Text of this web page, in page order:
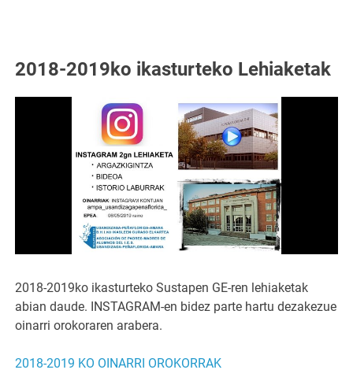
2018-2019ko ikasturteko Lehiaketak
2018-2019ko ikasturteko Sustapen GE-ren lehiaketak
abian daude. INSTAGRAM-en bidez parte hartu dezakezue
oinarri orokoraren arabera.
2018-2019 KO OINARRI OROKORRAK